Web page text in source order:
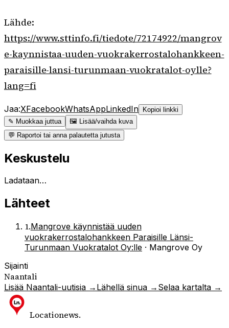
Lähde:
https://www.sttinfo.fi/tiedote/72174922/mangrov
e-kaynnistaa-uuden-vuokrakerrostalohankkeen-
paraisille-lansi-turunmaan-vuokratalot-oylle?
lang=fi
Jaa:XFacebookWhatsAppLinkedIn Kopioi linkki
✎ Muokkaa juttua
🖼 Lisää/vaihda kuva
💬 Raportoi tai anna palautetta jutusta
Keskustelu
Ladataan…
Lähteet
1.Mangrove käynnistää uuden
vuokrakerrostalohankkeen Paraisille Länsi-
Turunmaan Vuokratalot Oy:lle · Mangrove Oy
Sijainti
Naantali
Lisää Naantali-uutisia → Lähellä sinua → Selaa kartalta →
Locationews.